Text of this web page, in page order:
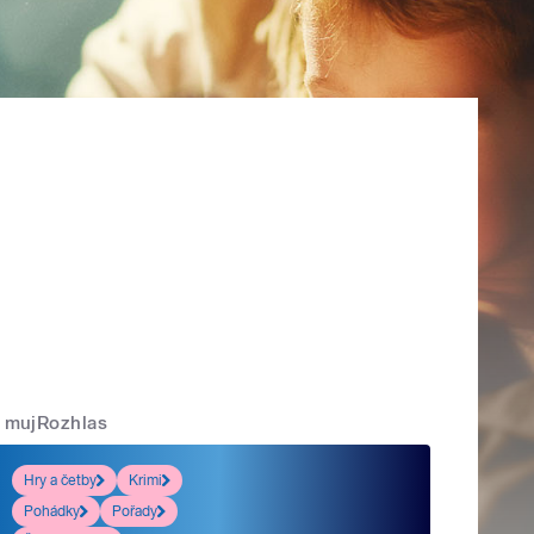
mujRozhlas
Hry a četby
Krimi
Pohádky
Pořady